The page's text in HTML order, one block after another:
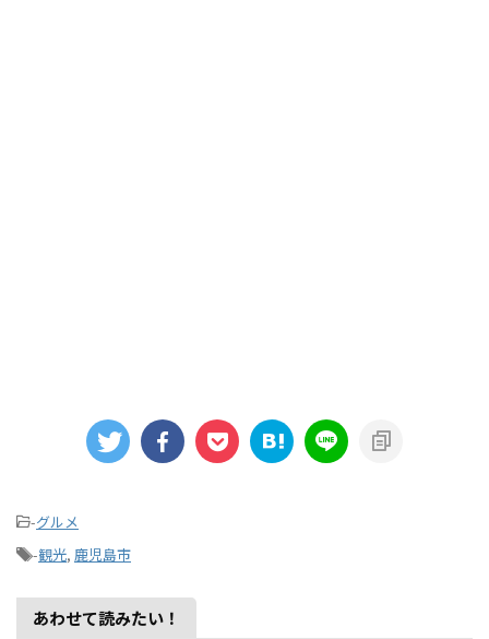
-グルメ
-観光, 鹿児島市
あわせて読みたい！